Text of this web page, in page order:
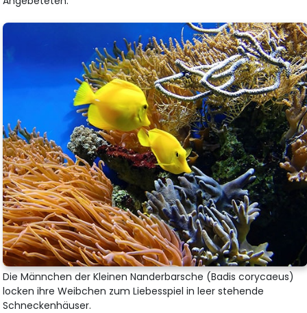
Die Männchen der Kleinen Nanderbarsche (Badis corycaeus)
locken ihre Weibchen zum Liebesspiel in leer stehende
Schneckenhäuser.